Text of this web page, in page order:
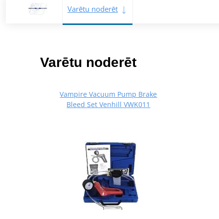
Varētu noderēt
Varētu noderēt
Vampire Vacuum Pump Brake
Bleed Set Venhill VWK011